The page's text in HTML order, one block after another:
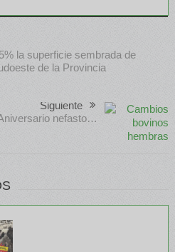
la superficie sembrada de
de la Provincia
Siguiente
nefasto…